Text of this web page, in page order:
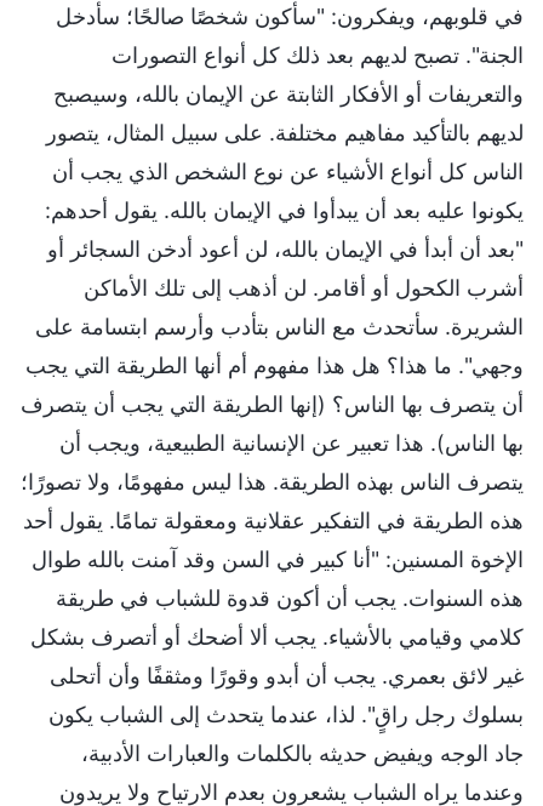
في قلوبهم، ويفكرون: "سأكون شخصًا صالحًا؛ سأدخل
الجنة". تصبح لديهم بعد ذلك كل أنواع التصورات
والتعريفات أو الأفكار الثابتة عن الإيمان بالله، وسيصبح
لديهم بالتأكيد مفاهيم مختلفة. على سبيل المثال، يتصور
الناس كل أنواع الأشياء عن نوع الشخص الذي يجب أن
يكونوا عليه بعد أن يبدأوا في الإيمان بالله. يقول أحدهم:
"بعد أن أبدأ في الإيمان بالله، لن أعود أدخن السجائر أو
أشرب الكحول أو أقامر. لن أذهب إلى تلك الأماكن
الشريرة. سأتحدث مع الناس بتأدب وأرسم ابتسامة على
وجهي". ما هذا؟ هل هذا مفهوم أم أنها الطريقة التي يجب
أن يتصرف بها الناس؟ (إنها الطريقة التي يجب أن يتصرف
بها الناس). هذا تعبير عن الإنسانية الطبيعية، ويجب أن
يتصرف الناس بهذه الطريقة. هذا ليس مفهومًا، ولا تصورًا؛
هذه الطريقة في التفكير عقلانية ومعقولة تمامًا. يقول أحد
الإخوة المسنين: "أنا كبير في السن وقد آمنت بالله طوال
هذه السنوات. يجب أن أكون قدوة للشباب في طريقة
كلامي وقيامي بالأشياء. يجب ألا أضحك أو أتصرف بشكل
غير لائق بعمري. يجب أن أبدو وقورًا ومثقفًا وأن أتحلى
بسلوك رجل راقٍ". لذا، عندما يتحدث إلى الشباب يكون
جاد الوجه ويفيض حديثه بالكلمات والعبارات الأدبية،
وعندما يراه الشباب يشعرون بعدم الارتياح ولا يريدون